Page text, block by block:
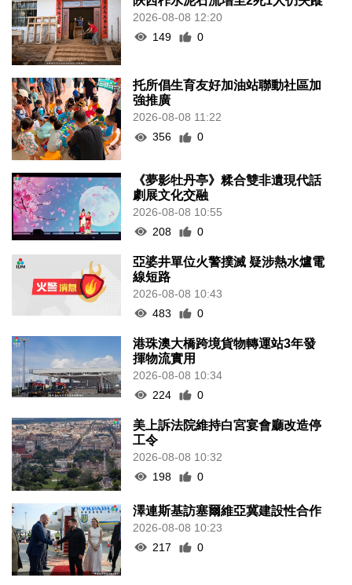
2026-08-08 12:20
149
0
托所倡生育友好加油站聯動社區加
強推廣
2026-08-08 11:22
356
0
《夢影牡丹亭》糅合雙非遺現代話
劇展文化交融
2026-08-08 10:55
208
0
亞婆井單位火警撲滅 疑涉熱水爐電
線短路
2026-08-08 10:43
483
0
港珠澳大橋跨境貨物轉運站3年發
揮物流實用
2026-08-08 10:34
224
0
美上訴法院維持白宮宴會廳改造停
工令
2026-08-08 10:32
198
0
澤連斯基訪塞爾維亞冀建設性合作
2026-08-08 10:23
217
0